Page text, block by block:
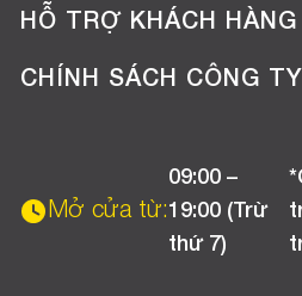
Giới thiệu công ty
Tuyển dụng
HỖ TRỢ KHÁCH HÀNG
Hướng dẫn mua hàng online
Chương trình khuyến mãi
CHÍNH SÁCH CÔNG TY
Chính sách bảo hành
Mở cửa từ:
09:00 –
19:00 (Trừ
thứ 7)